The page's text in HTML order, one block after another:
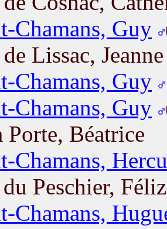
Chamans, Guy
Lissac, Jeanne
Chamans, Guy
Chamans, Guy
Porte, Béatrice
Chamans,
Peschier,
Chamans,